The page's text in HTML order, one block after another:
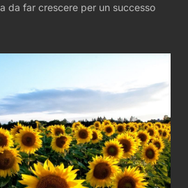
da far crescere per un successo